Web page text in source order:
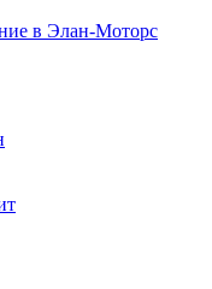
в Элан-Моторс